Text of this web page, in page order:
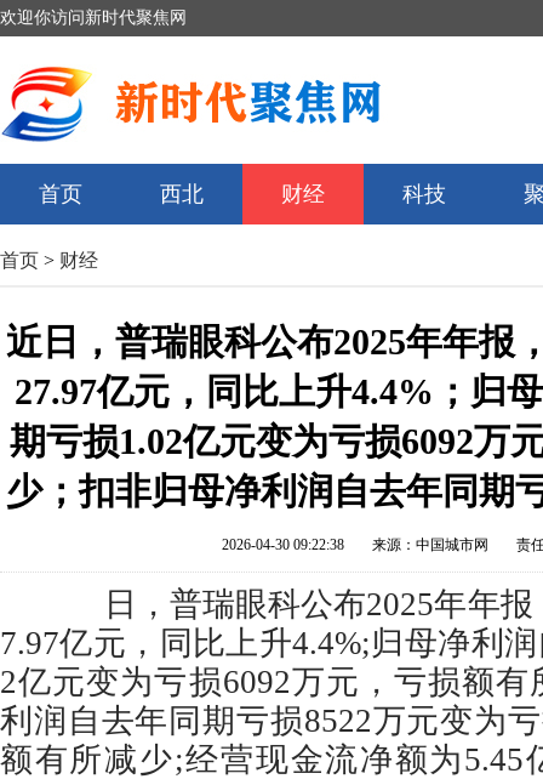
欢迎你访问新时代聚焦网
首页 西北 财经 科技
首页 > 财经
近日，普瑞眼科公布2025年年报
27.97亿元，同比上升4.4%；归
期亏损1.02亿元变为亏损6092万
少；扣非归母净利润自去年同期
2026-04-30 09:22:38 来源：中国城市网 责
日，普瑞眼科公布2025年年报
7.97亿元，同比上升4.4%;归母净利
2亿元变为亏损6092万元，亏损额
利润自去年同期亏损8522万元变为
额有所减少;经营现金流净额为5.45